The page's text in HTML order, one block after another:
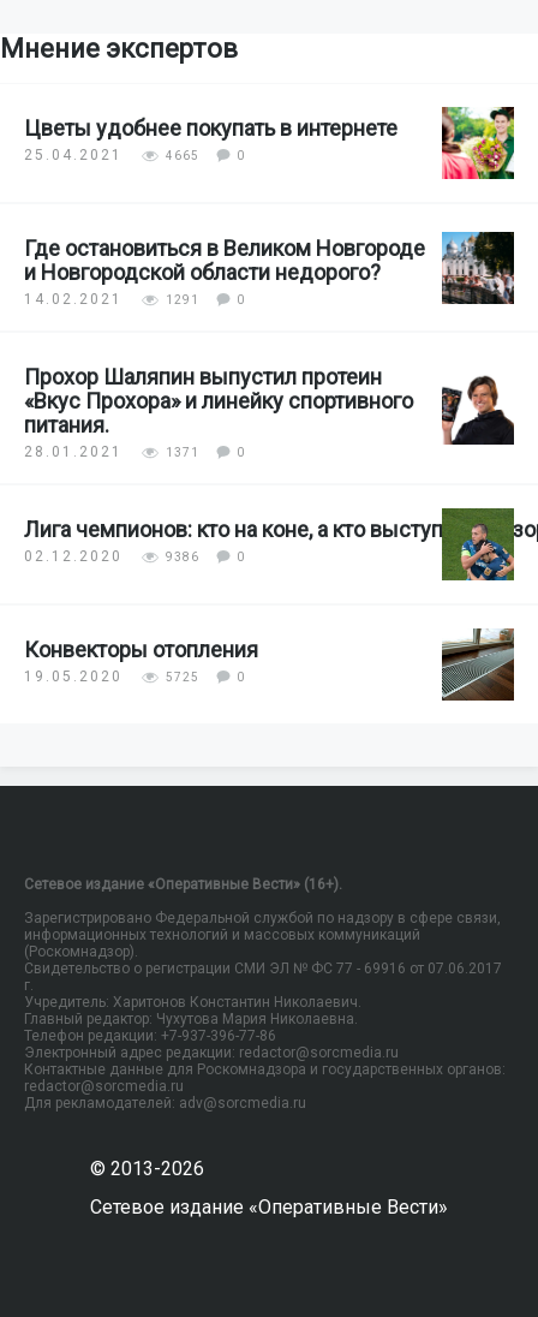
Мнение экспертов
25.04.2021 4665 0
Цветы удобнее покупать в интернете
14.02.2021 1291 0
Где остановиться в Великом Новгороде
и Новгородской области недорого?
28.01.2021 1371 0
Прохор Шаляпин выпустил протеин
«Вкус Прохора» и линейку спортивного
питания.
02.12.2020 9386 0
Лига чемпионов: кто на коне, а кто выступил с
19.05.2020 5725 0
Конвекторы отопления
Сетевое издание «Оперативные Вести» (16+).
Зарегистрировано Федеральной службой по надзору в сфере связи,
информационных технологий и массовых коммуникаций
(Роскомнадзор).
Свидетельство о регистрации СМИ ЭЛ № ФС 77 - 69916 от 07.06.2017
г.
Учредитель: Харитонов Константин Николаевич.
Главный редактор: Чухутова Мария Николаевна.
Телефон редакции: +7-937-396-77-86
Электронный адрес редакции: redactor@sorcmedia.ru
Контактные данные для Роскомнадзора и государственных органов:
redactor@sorcmedia.ru
Для рекламодателей: adv@sorcmedia.ru
© 2013-2026
Сетевое издание «Оперативные Вести»